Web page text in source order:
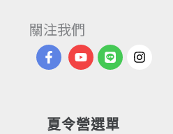
關注我們
夏令營選單